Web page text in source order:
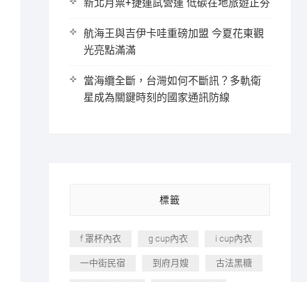
新北月票+捷運試營運 低碳在地旅遊正夯
航海王與吉伊卡哇重磅加盟 今夏花東觀
光亮點滿滿
當海纜全斷，台灣如何不斷訊？多軌衛
星成為關鍵時刻的國家通訊防線
標籤
f 罩杯內衣 g cup內衣 i cup內衣
一中街民宿 到府月嫂 古法黑糖